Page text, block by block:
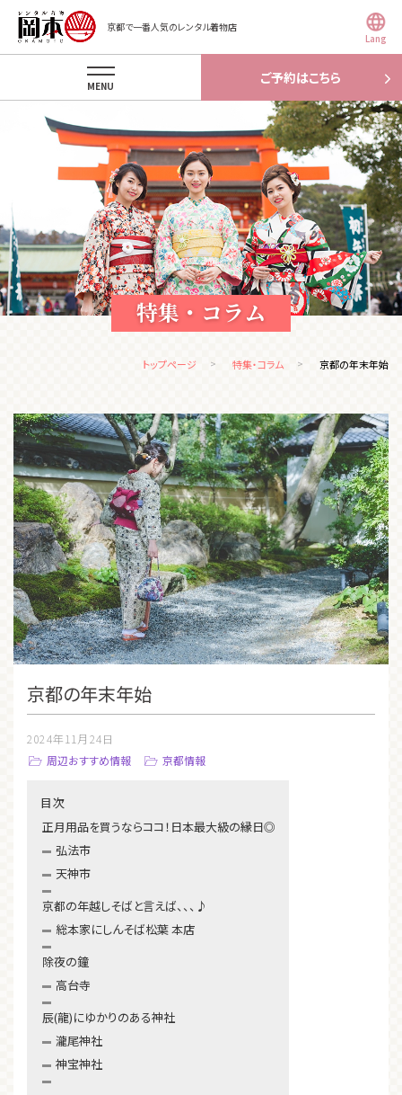
京都で一番人気のレンタル着物店
Lang
ご予約はこちら
MENU
特集・コラム
トップページ 特集・コラム 京都の年末年始
京都の年末年始
2024年11月24日
周辺おすすめ情報
京都情報
目次
正月用品を買うならココ！日本最大級の縁日◎
弘法市
天神市
京都の年越しそばと言えば、、、♪
総本家にしんそば松葉 本店
除夜の鐘
高台寺
辰(龍)にゆかりのある神社
瀧尾神社
神宝神社